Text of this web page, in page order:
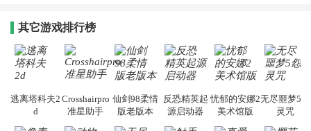
其它游戏排行榜
逃离塔科夫2
d
Crosshairpro
准星助手
仙剑98柔情
版老版本
反恐精英起
源启动器
忧郁的安娜2
美术馆版
无尽噩梦5怨
灵咒